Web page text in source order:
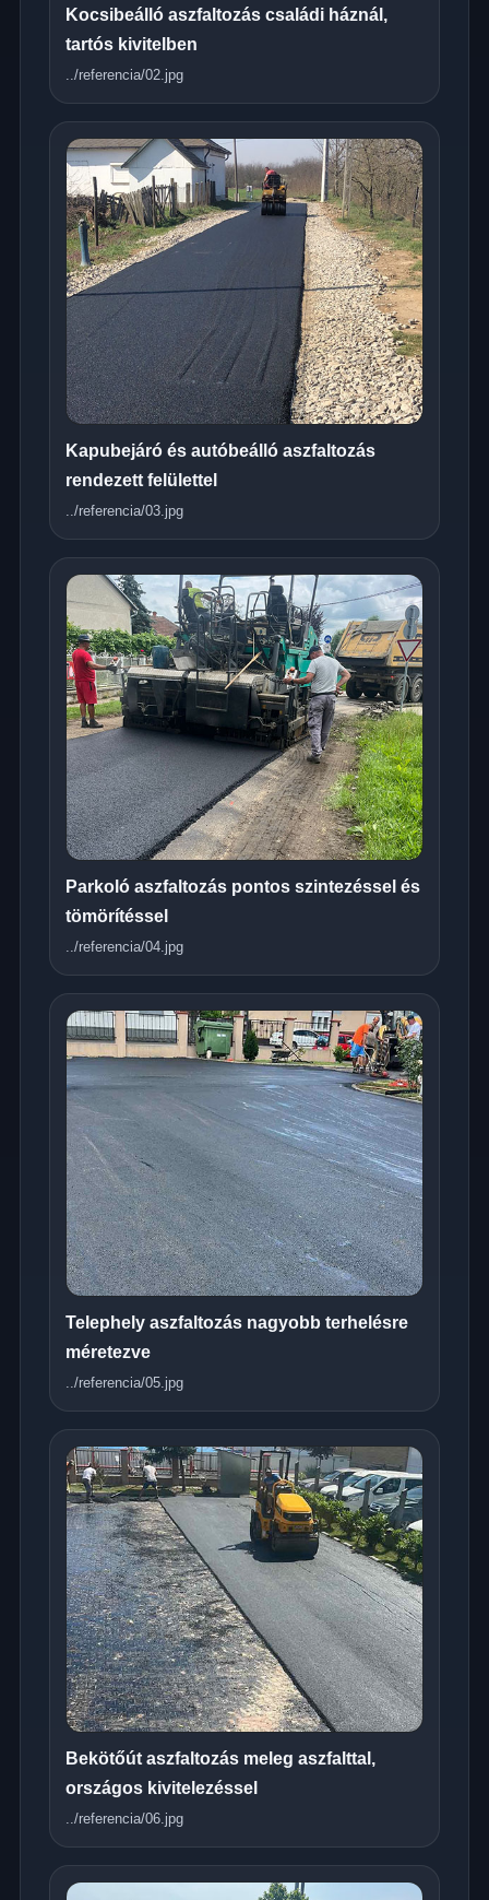
Kocsibeálló aszfaltozás családi háznál,
tartós kivitelben
../referencia/02.jpg
Kapubejáró és autóbeálló aszfaltozás
rendezett felülettel
../referencia/03.jpg
Parkoló aszfaltozás pontos szintezéssel és
tömörítéssel
../referencia/04.jpg
Telephely aszfaltozás nagyobb terhelésre
méretezve
../referencia/05.jpg
Bekötőút aszfaltozás meleg aszfalttal,
országos kivitelezéssel
../referencia/06.jpg